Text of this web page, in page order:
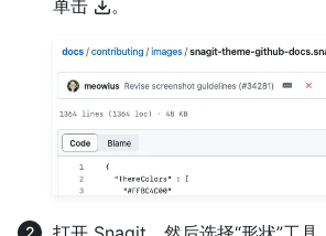
单击
。